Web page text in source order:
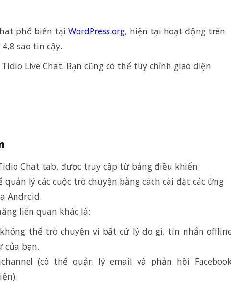
phổ biến tại WordPress.org, hiện tại hoạt động trên
sao tin cậy.
Live Chat. Bạn cũng có thể tùy chỉnh giao diện
Chat tab, được truy cập từ bảng điều khiển
quản lý các cuộc trò chuyện bằng cách cài đặt các ứng
Android.
liên quan khác là:
thể trò chuyện vì bất cứ lý do gì, tin nhắn
của bạn.
(có thể quản lý email và phản hồi